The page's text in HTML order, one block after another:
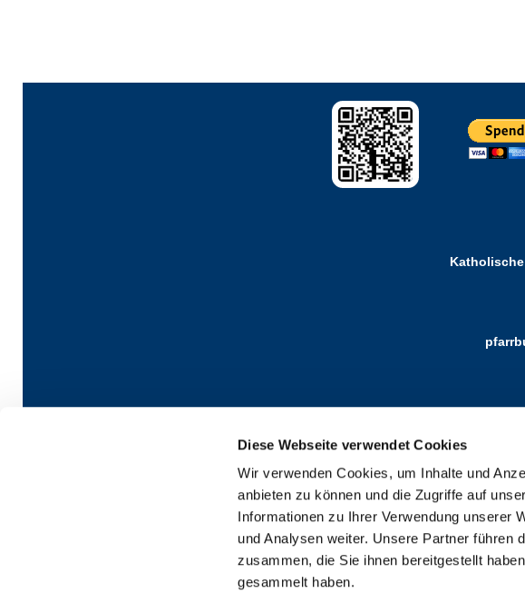
Diese Webseite verwendet Cookies
Wir verwenden Cookies, um Inhalte und
anbieten zu können und die Zugriffe auf
Informationen zu Ihrer Verwendung unserer
und Analysen weiter. Unsere Partner führen
zusammen, die Sie ihnen bereitgestellt
gesammelt haben.
Kontaktinformationen Cookie-